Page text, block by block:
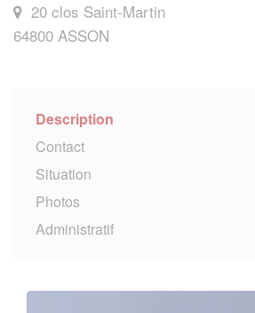
20 clos Saint-Martin
64800 ASSON
Description
Contact
Situation
Photos
Administratif